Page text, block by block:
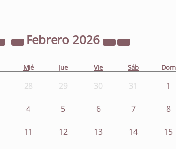
Febrero 2026
Mié Jue Vie Sáb Dom
28 29 30 31 1
4 5 6 7 8
11 12 13 14 15